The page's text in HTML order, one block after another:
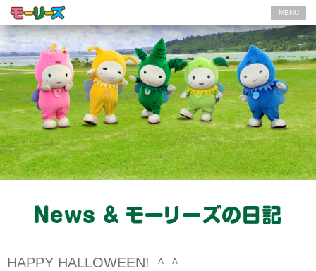
MENU
HAPPY HALLOWEEN! ＾＾